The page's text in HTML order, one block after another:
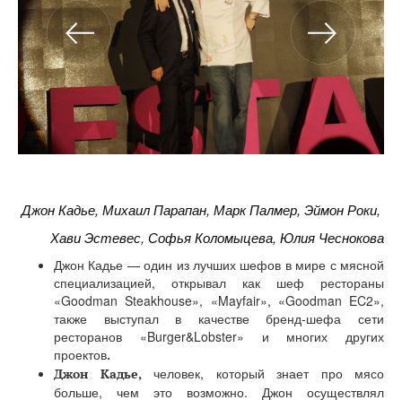
Джон Кадье, Михаил Парапан, Марк Палмер, Эймон Роки,
Хави Эстевес, Софья Коломыцева, Юлия Чеснокова
Джон Кадье — один из лучших шефов в мире с мясной
специализацией, открывал как шеф рестораны
«Goodman Steakhouse», «Mayfair», «Goodman EC2»,
также выступал в качестве бренд-шефа сети
ресторанов «Burger&Lobster» и многих других
проектов.
Джон Кадье,человек, который знает про мясо
больше, чем это возможно. Джон осуществлял